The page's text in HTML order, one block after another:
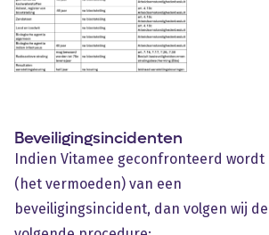
Beveiligingsincidenten
Indien Vitamee geconfronteerd wordt
(het vermoeden) van een
beveiligingsincident, dan volgen wij de